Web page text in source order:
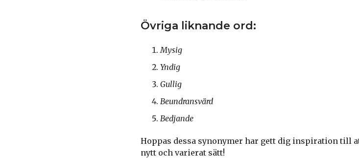
Övriga liknande ord:
Mysig
Yndig
Gullig
Beundransvärd
Bedjande
Hoppas dessa synonymer har gett dig inspiration till
nytt och varierat sätt!